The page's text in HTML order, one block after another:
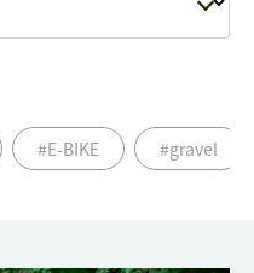
#E-BIKE #gravel